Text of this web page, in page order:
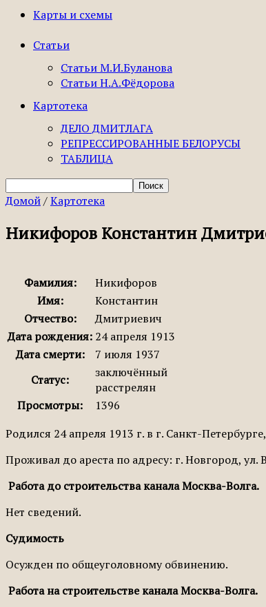
Карты и схемы
Статьи
Статьи М.И.Буланова
Статьи Н.А.Фёдорова
Картотека
ДЕЛО ДМИТЛАГА
РЕПРЕССИРОВАННЫЕ БЕЛОРУСЫ
ТАБЛИЦА
Домой/Картотека
Никифоров Константин
Фамилия:
Никифоров
Имя:
Константин
Отчество:
Дмитриевич
Дата рождения: 24 апреля 1913
Дата смерти:
7 июля 1937
Статус:
заключённый
расстрелян
Просмотры:
1396
Родился 24 апреля 1913 г. в г. Санкт-
Проживал до ареста по адресу: г. Новгород, ул.
Работа до строительства канала Москва-Волга.
Нет сведений.
Судимость
Осужден по общеуголовному обвинению.
Работа на строительстве канала Москва-Волга.